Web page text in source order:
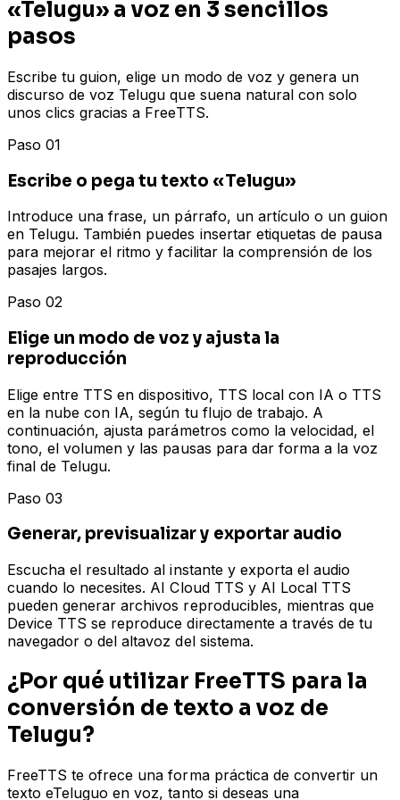
«Telugu» a voz en 3 sencillos
pasos
Escribe tu guion, elige un modo de voz y genera un
discurso de voz Telugu que suena natural con solo
unos clics gracias a FreeTTS.
Paso 01
Escribe o pega tu texto «Telugu»
Introduce una frase, un párrafo, un artículo o un guion
en Telugu. También puedes insertar etiquetas de pausa
para mejorar el ritmo y facilitar la comprensión de los
pasajes largos.
Paso 02
Elige un modo de voz y ajusta la
reproducción
Elige entre TTS en dispositivo, TTS local con IA o TTS
en la nube con IA, según tu flujo de trabajo. A
continuación, ajusta parámetros como la velocidad, el
tono, el volumen y las pausas para dar forma a la voz
final de Telugu.
Paso 03
Generar, previsualizar y exportar audio
Escucha el resultado al instante y exporta el audio
cuando lo necesites. AI Cloud TTS y AI Local TTS
pueden generar archivos reproducibles, mientras que
Device TTS se reproduce directamente a través de tu
navegador o del altavoz del sistema.
¿Por qué utilizar FreeTTS para la
conversión de texto a voz de
Telugu?
FreeTTS te ofrece una forma práctica de convertir un
texto eTeluguo en voz, tanto si deseas una